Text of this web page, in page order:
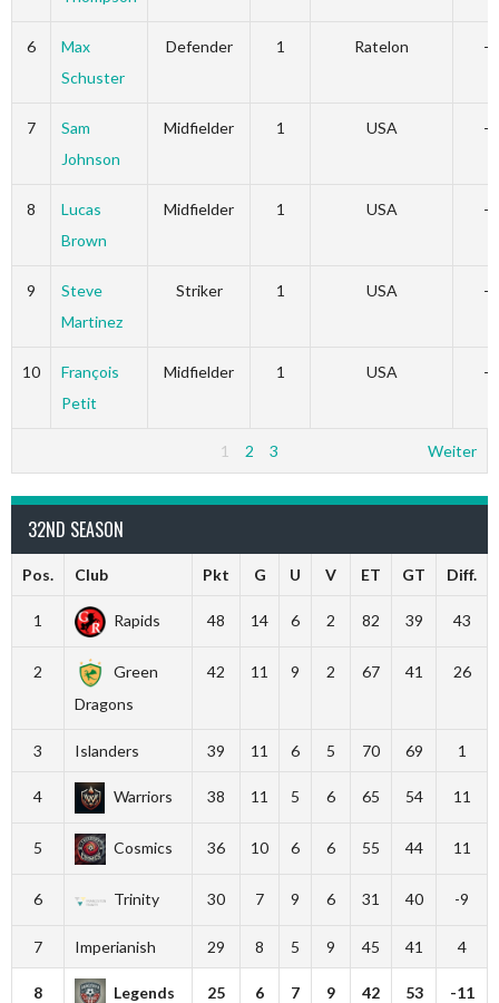
6
Max
Schuster
Defender 1 Ratelon -
7
Sam
Johnson
Midfielder 1 USA -
8
Lucas
Brown
Midfielder 1 USA -
9
Steve
Martinez
Striker 1 USA -
10
François
Petit
Midfielder 1 USA -
1 2 3 Weiter
32ND SEASON
Pos. Club Pkt G U V ET GT Diff.
1 Rapids 48 14 6 2 82 39 43
2
Green
Dragons
42 11 9 2 67 41 26
3 Islanders 39 11 6 5 70 69 1
4 Warriors 38 11 5 6 65 54 11
5 Cosmics 36 10 6 6 55 44 11
6 Trinity 30 7 9 6 31 40 -9
7 Imperianish 29 8 5 9 45 41 4
8 Legends 25 6 7 9 42 53 -11